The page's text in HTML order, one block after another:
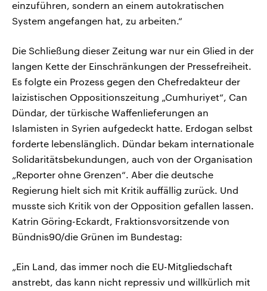
einzuführen, sondern an einem autokratischen
System angefangen hat, zu arbeiten.“
Die Schließung dieser Zeitung war nur ein Glied in der
langen Kette der Einschränkungen der Pressefreiheit.
Es folgte ein Prozess gegen den Chefredakteur der
laizistischen Oppositionszeitung „Cumhuriyet“, Can
Dündar, der türkische Waffenlieferungen an
Islamisten in Syrien aufgedeckt hatte. Erdogan selbst
forderte lebenslänglich. Dündar bekam internationale
Solidaritätsbekundungen, auch von der Organisation
„Reporter ohne Grenzen“. Aber die deutsche
Regierung hielt sich mit Kritik auffällig zurück. Und
musste sich Kritik von der Opposition gefallen lassen.
Katrin Göring-Eckardt, Fraktionsvorsitzende von
Bündnis90/die Grünen im Bundestag:
„Ein Land, das immer noch die EU-Mitgliedschaft
anstrebt, das kann nicht repressiv und willkürlich mit